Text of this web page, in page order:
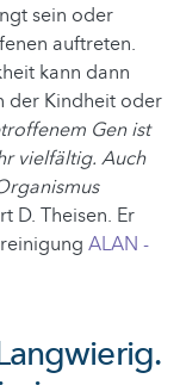
sein oder
auftreten.
kann dann
der Kindheit oder
Gen ist
vielfältig. Auch
D. Theisen. Er
ALAN -